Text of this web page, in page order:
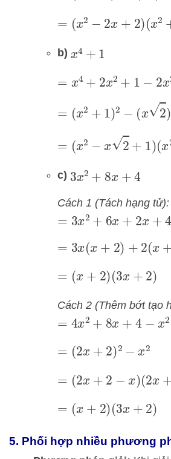
=( x2− 2x+2 )(x2+2x
b) x4 +1
=x4+2x2+1− 2x2
=( x2+ 1) 2 −( x2 )2
=( x2− x2+1)( x2 + x2
c) 3x2 +8x+ 4
Cách 1 (Tách hạng tử):
=3x2+6x+2x+4
=3x(x+ 2)+2 x+2)
=( x+ 2)( 3x+2)
Cách 2 (Thêm bớt tạo
=4x2+8x+4−x2
=( 2x+ 2) 2−x 2
=( 2x+ 2− x )(2x+2+x)
=( x+ 2)( 3x+2)
5. Phối hợp nhiều phương